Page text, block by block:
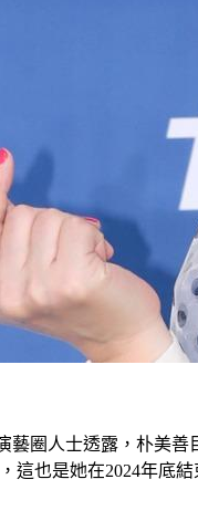
藝圈人士透露，朴美
這也是她在2024年底